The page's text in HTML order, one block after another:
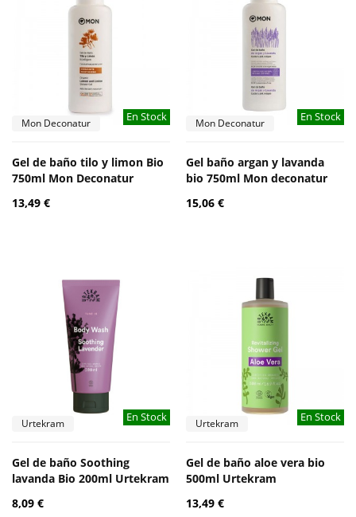
En Stock
Mon Deconatur
Gel de baño tilo y limon Bio
750ml Mon Deconatur
13,49 €
En Stock
Mon Deconatur
Gel baño argan y lavanda
bio 750ml Mon deconatur
15,06 €
En Stock
Urtekram
Gel de baño Soothing
lavanda Bio 200ml Urtekram
8,09 €
En Stock
Urtekram
Gel de baño aloe vera bio
500ml Urtekram
13,49 €